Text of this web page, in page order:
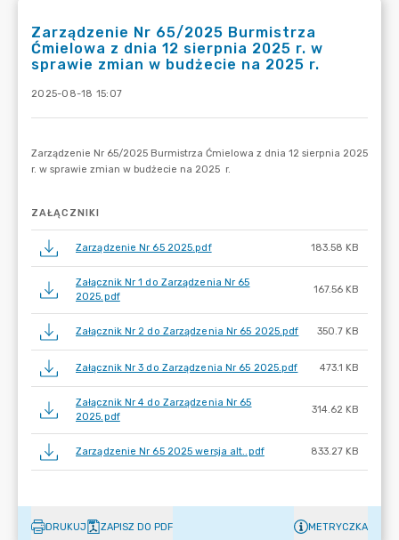
Zarządzenie Nr 65/2025 Burmistrza
Ćmielowa z dnia 12 sierpnia 2025 r. w
sprawie zmian w budżecie na 2025 r.
2025-08-18 15:07
ZAŁĄCZNIKI
Zarządzenie Nr 65 2025.pdf 183.58 KB
Załącznik Nr 1 do Zarządzenia Nr 65
2025.pdf
167.56 KB
Załącznik Nr 2 do Zarządzenia Nr 65 2025.pdf 350.7 KB
Załącznik Nr 3 do Zarządzenia Nr 65 2025.pdf 473.1 KB
Załącznik Nr 4 do Zarządzenia Nr 65
2025.pdf
314.62 KB
Zarządzenie Nr 65 2025 wersja alt..pdf 833.27 KB
DRUKUJ ZAPISZ DO PDF METRYCZKA